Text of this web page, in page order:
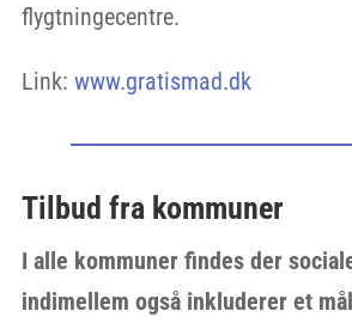
flygtningecentre.
Link: www.gratismad.dk
Tilbud fra kommuner
I alle kommuner findes der
indimellem også inkluderer et